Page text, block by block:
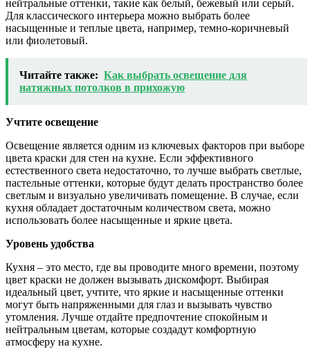
нейтральные оттенки, такие как белый, бежевый или серый.
Для классического интерьера можно выбрать более
насыщенные и теплые цвета, например, темно-коричневый
или фиолетовый.
Читайте также: Как выбрать освещение для
натяжных потолков в прихожую
Учтите освещение
Освещение является одним из ключевых факторов при выборе
цвета краски для стен на кухне. Если эффективного
естественного света недостаточно, то лучше выбрать светлые,
пастельные оттенки, которые будут делать пространство более
светлым и визуально увеличивать помещение. В случае, если
кухня обладает достаточным количеством света, можно
использовать более насыщенные и яркие цвета.
Уровень удобства
Кухня – это место, где вы проводите много времени, поэтому
цвет краски не должен вызывать дискомфорт. Выбирая
идеальный цвет, учтите, что яркие и насыщенные оттенки
могут быть напряженными для глаз и вызывать чувство
утомления. Лучше отдайте предпочтение спокойным и
нейтральным цветам, которые создадут комфортную
атмосферу на кухне.